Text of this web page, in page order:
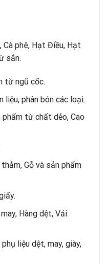
Cà phê, Hạt Điều, Hạt
sắn.
từ ngũ cốc.
liệu, phân bón các loại.
phẩm từ chất dẻo, Cao
Gỗ và sản phẩm
Hàng dệt, Vải
liệu dệt, may, giày,